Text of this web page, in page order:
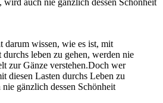
darum wissen, wie es ist, mit
leben zu gehen, werden nie
zur Gänze verstehen.Doch wer
diesen Lasten durchs Leben zu
gänzlich dessen Schönheit